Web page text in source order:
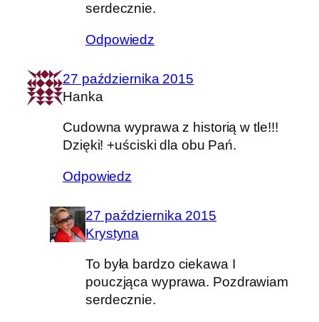
serdecznie.
Odpowiedz
27 października 2015
Hanka
Cudowna wyprawa z historią w tle!!!
Dzięki! +uściski dla obu Pań.
Odpowiedz
27 października 2015
Krystyna
To była bardzo ciekawa I
pouczjąca wyprawa. Pozdrawiam
serdecznie.